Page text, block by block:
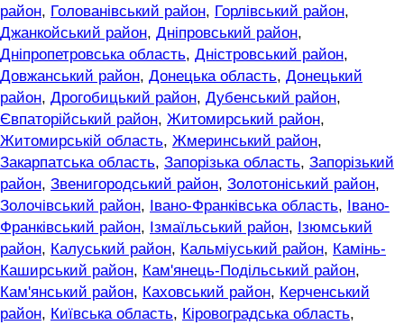
район, Голованівський район, Горлівський район,
Джанкойський район, Дніпровський район,
Дніпропетровська область, Дністровський район,
Довжанський район, Донецька область, Донецький
район, Дрогобицький район, Дубенський район,
Євпаторійський район, Житомирський район,
Житомирській область, Жмеринський район,
Закарпатська область, Запорізька область, Запорізький
район, Звенигородський район, Золотоніський район,
Золочівський район, Івано-Франківська область,
Івано-
Франківський район, Ізмаїльський район, Ізюмський
район, Калуський район, Кальміуський район, Камінь-
Каширський район, Кам'янець-Подільський район,
Кам'янський район, Каховський район, Керченський
район, Київська область, Кіровоградська область,